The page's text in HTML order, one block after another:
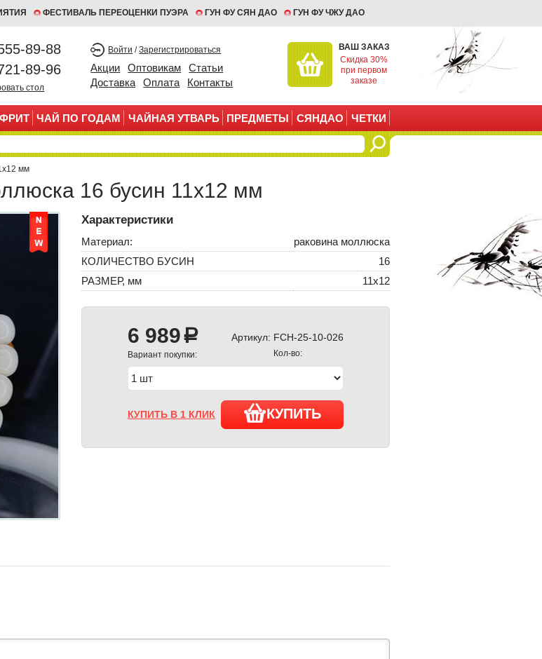
ФЕСТИВАЛЬ ПЕРЕОЦЕНКИ ПУЭРА ГУН ФУ СЯН ДАО ГУН ФУ ЧЖУ ДАО
89-88
89-96
стол
Войти /Зарегистрироваться
Акции Оптовикам
Статьи
Доставка
Оплата Контакты
ВАШ ЗАКАЗ
Скидка 30%
при первом
заказе
ЧАЙ ПО ГОДАМ ЧАЙНАЯ УТВАРЬ ПРЕДМЕТЫ СЯНДАО ЧЕТКИ
мм
16 бусин 11х12 мм
Характеристики
Материал:
раковина моллюска
КОЛИЧЕСТВО БУСИН
16
РАЗМЕР, мм
11х12
6 989 a
Вариант покупки:
Артикул: FCH-25-10-026
Кол-во:
КУПИТЬ В 1 КЛИК КУПИТЬ